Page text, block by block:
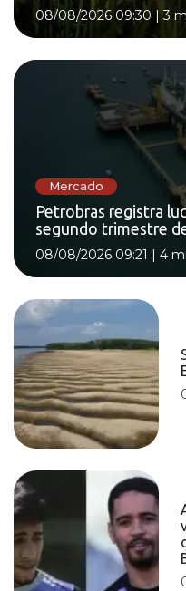
08/08/2026 09:30 |3
Mercado
Petrobras registra
segundo trimestre
08/08/2026 09:21 | 4